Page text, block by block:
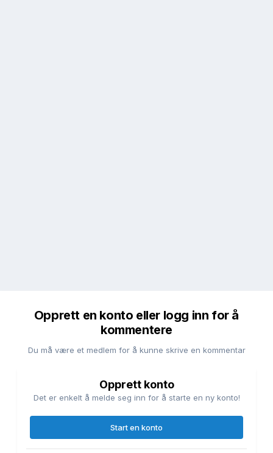
Opprett en konto eller logg inn for å
kommentere
Du må være et medlem for å kunne skrive en kommentar
Opprett konto
Det er enkelt å melde seg inn for å starte en ny konto!
Start en konto